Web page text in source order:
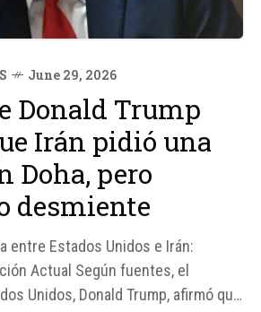
June 29, 2026
Donald Trump
Irán pidió una
Doha, pero
desmiente
entre Estados Unidos e Irán:
Actual Según fuentes, el
Unidos, Donald Trump, afirmó que